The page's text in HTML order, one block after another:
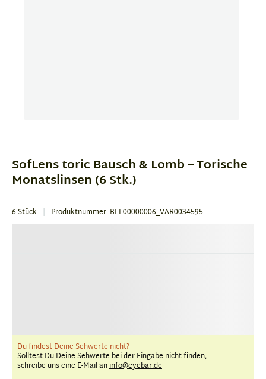
1
SofLens toric Bausch & Lomb – Torische
Monatslinsen (6 Stk.)
6 Stück Produktnummer: BLL00000006_VAR0034595
Du findest Deine Sehwerte nicht?
Solltest Du Deine Sehwerte bei der Eingabe nicht finden,
schreibe uns eine E-Mail aninfo@eyebar.de